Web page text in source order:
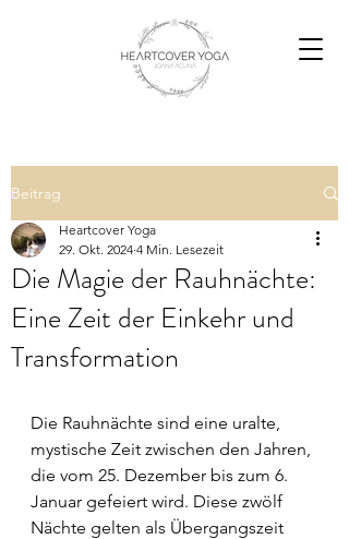
Beitrag
Die Magie der Rauhnächte:
Eine Zeit der Einkehr und
Transformation
Heartcover Yoga
29. Okt. 2024 4 Min. Lesezeit
Die Rauhnächte sind eine uralte,
mystische Zeit zwischen den Jahren,
die vom 25. Dezember bis zum 6.
Januar gefeiert wird. Diese zwölf
Nächte gelten als Übergangszeit